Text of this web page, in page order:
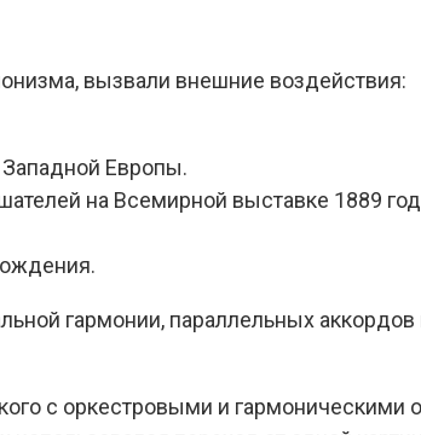
вызвали внешние воздействия:
Европы.
на Всемирной выставке 1889
гармонии, параллельных аккордов
с оркестровыми и гармоническими